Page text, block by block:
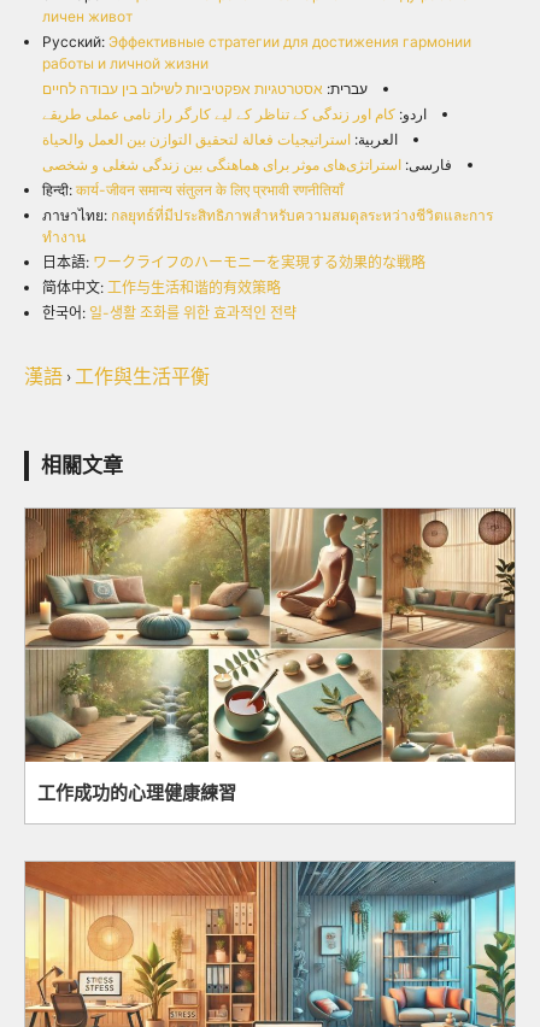
личен живот
Русский: Эффективные стратегии для достижения гармонии
работы и личной жизни
עברית: אסטרטגיות אפקטיביות לשילוב בין עבודה לחיים
اردو: کام اور زندگی کے تناظر کے لیے کارگر راز نامی عملی طریقے
العربية: استراتيجيات فعالة لتحقيق التوازن بين العمل والحياة
فارسی: استراتژی‌های موثر برای هماهنگی بین زندگی شغلی و شخصی
हिन्दी: कार्य-जीवन समान्य संतुलन के लिए प्रभावी रणनीतियाँ
ภาษาไทย: กลยุทธ์ที่มีประสิทธิภาพสำหรับความสมดุลระหว่างชีวิตและการ
ทำงาน
日本語: ワークライフのハーモニーを実現する効果的な戦略
简体中文: 工作与生活和谐的有效策略
한국어: 일-생활 조화를 위한 효과적인 전략
漢語 › 工作與生活平衡
相關文章
工作成功的心理健康練習